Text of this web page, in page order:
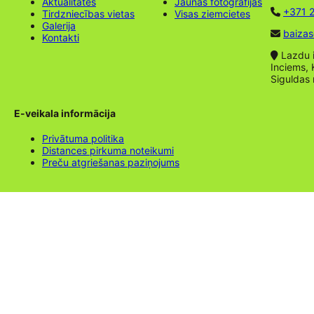
Tirdzniecības vietas
Galerija
Kontakti
Visas ziemcietes
+371
Lazdu
Inciems,
Siguldas
E-veikala informācija
Privātuma politika
Distances pirkuma noteikumi
Preču atgriešanas paziņojums